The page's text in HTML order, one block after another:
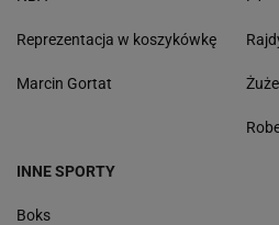
Reprezentacja w koszykówkę
Marcin Gortat Żużel
INNE SPORTY
Boks